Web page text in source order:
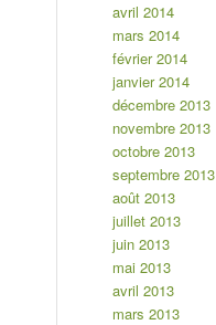
avril 2014
mars 2014
février 2014
janvier 2014
décembre 2013
novembre 2013
octobre 2013
septembre 2013
août 2013
juillet 2013
juin 2013
mai 2013
avril 2013
mars 2013